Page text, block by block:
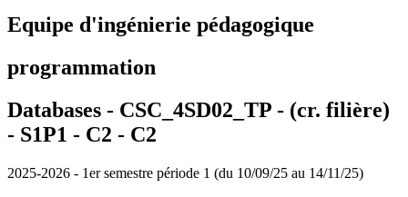
Equipe d'ingénierie pédagogique
programmation
Databases - CSC_4SD02_TP - (cr. filière)
- S1P1 - C2 - C2
2025-2026 - 1er semestre période 1 (du 10/09/25 au 14/11/25)